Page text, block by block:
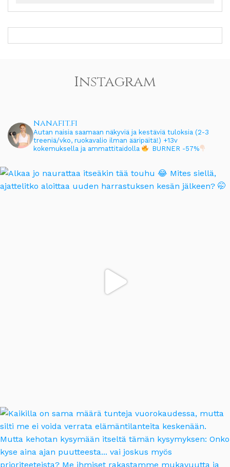
Instagram
nanafit.fi
Autan naisia saamaan näkyviä ja kestäviä tuloksia (2-3
treeniä/vko, ruokavalio ilman ääripäitä!) +13v
kokemuksella ja ammattitaidolla
BURNER -57%